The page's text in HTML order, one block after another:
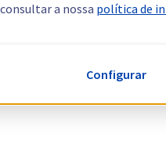
a nossa política de
Configurar